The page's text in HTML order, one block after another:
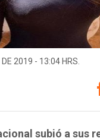
DE 2019 - 13:04 HRS.
subió a sus